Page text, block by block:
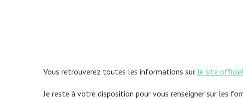
Vous retrouverez toutes les informations sur le site
Je reste à votre disposition pour vous renseigner sur les